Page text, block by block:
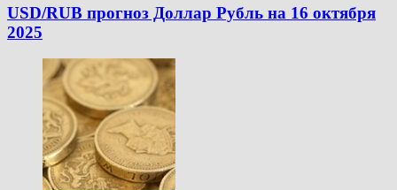
USD/RUB прогноз Доллар Рубль на 16 октября
2025